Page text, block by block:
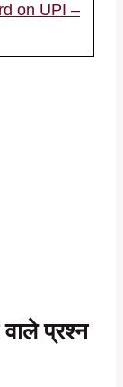
on UPI –
प्रश्न